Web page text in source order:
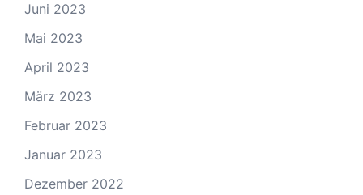
Juni 2023
Mai 2023
April 2023
März 2023
Februar 2023
Januar 2023
Dezember 2022